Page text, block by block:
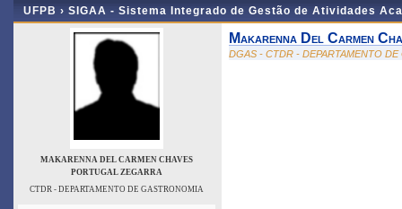
UFPB › SIGAA - Sistema Integrado de Gestão de Atividades
MAKARENNA DEL CARMEN CHAVES
PORTUGAL ZEGARRA
CTDR - DEPARTAMENTO DE GASTRONOMIA
Makarenna Del Carmen
DGAS - CTDR - DEPARTAMENTO